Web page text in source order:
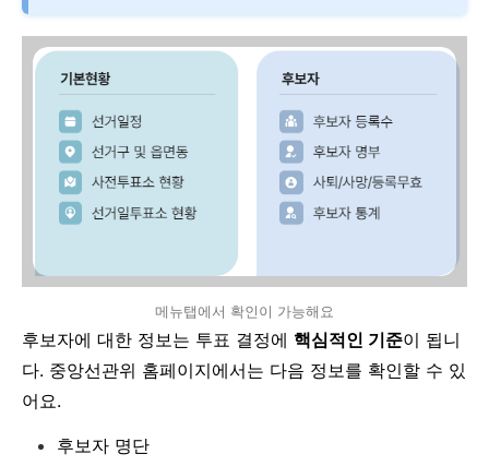
메뉴탭에서 확인이 가능해요
후보자에 대한 정보는 투표 결정에 핵심적인 기준이 됩니
다. 중앙선관위 홈페이지에서는 다음 정보를 확인할 수 있
어요.
후보자 명단